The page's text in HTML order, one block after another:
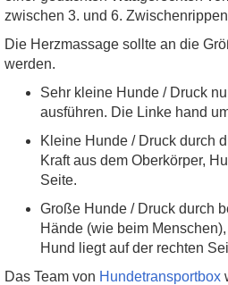
zwischen 3. und 6.
Die Herzmassage sollte an die
werden.
Sehr kleine Hunde / Druck
ausführen. Die Linke hand
Kleine Hunde / Druck durch
Kraft aus dem Oberkörper,
Seite.
Große Hunde / Druck durch
Hände (wie beim
Hund liegt auf der rechten
Das Team von Hundetransportbox